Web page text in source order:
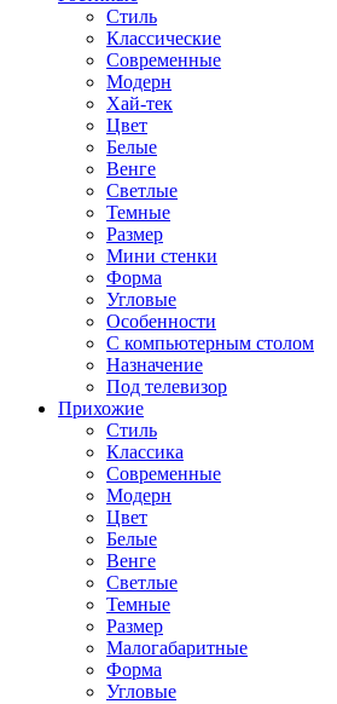
Стиль
Классические
Современные
Модерн
Хай-тек
Цвет
Белые
Венге
Светлые
Темные
Размер
Мини стенки
Форма
Угловые
Особенности
С компьютерным столом
Назначение
Под телевизор
Прихожие
Стиль
Классика
Современные
Модерн
Цвет
Белые
Венге
Светлые
Темные
Размер
Малогабаритные
Форма
Угловые